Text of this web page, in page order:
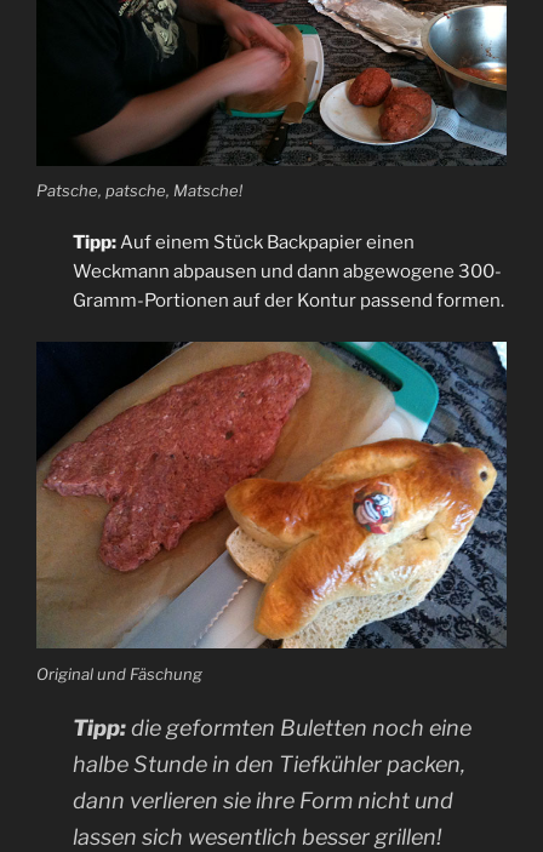
Patsche, patsche, Matsche!
Tipp:Auf einem Stück Backpapier einen
Weckmann abpausen und dann abgewogene 300-
Gramm-Portionen auf der Kontur passend formen.
Original und Fäschung
Tipp:die geformten Buletten noch eine
halbe Stunde in den Tiefkühler packen,
dann verlieren sie ihre Form nicht und
lassen sich wesentlich besser grillen!